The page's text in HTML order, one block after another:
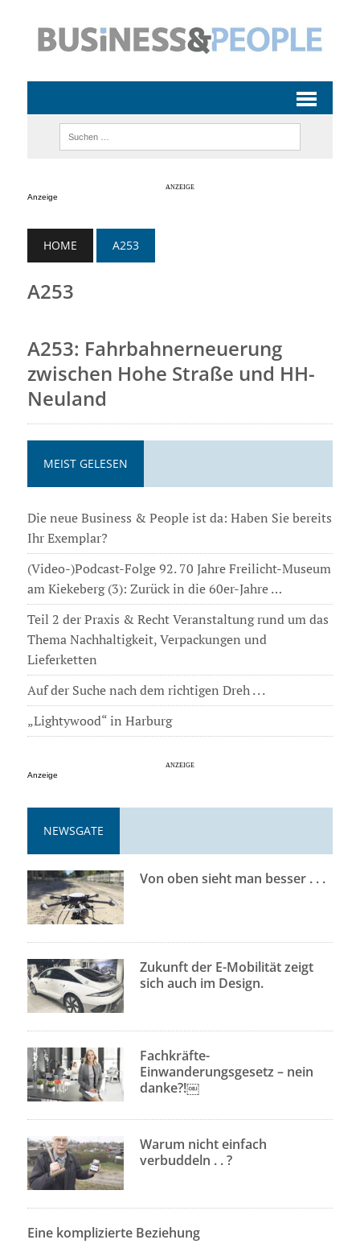
Anzeige
HOME A253
A253
A253: Fahrbahnerneuerung
zwischen Hohe Straße und HH-
Neuland
MEIST GELESEN
Die neue Business & People ist da: Haben Sie bereits
Ihr Exemplar?
(Video-)Podcast-Folge 92. 70 Jahre Freilicht-Museum
am Kiekeberg (3): Zurück in die 60er-Jahre …
Teil 2 der Praxis & Recht Veranstaltung rund um das
Thema Nachhaltigkeit, Verpackungen und
Lieferketten
Auf der Suche nach dem richtigen Dreh . . .
„Lightywood“ in Harburg
Anzeige
NEWSGATE
Von oben sieht man besser . . .
Zukunft der E-Mobilität zeigt
sich auch im Design.
Fachkräfte-
Einwanderungsgesetz – nein
danke?!￼
Warum nicht einfach
verbuddeln . . ?
Eine komplizierte Beziehung